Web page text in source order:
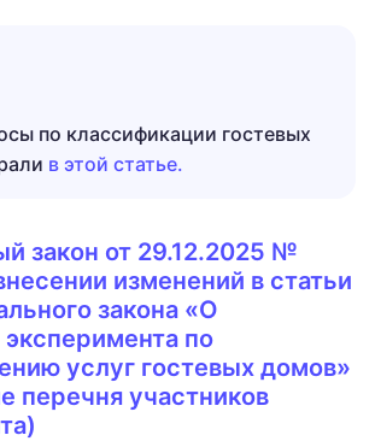
по классификации гостевых
в этой статье.
закон от 29.12.2025 №
изменений в статьи
закона «О
по
услуг гостевых домов»
перечня участников